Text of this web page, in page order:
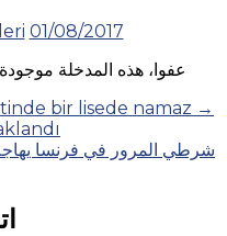
01/08/2017
عفوا، هذه المدخلة
Posts
navigation
→
bir lisede namaz
شرطي المرور في فرنسا يهاجم